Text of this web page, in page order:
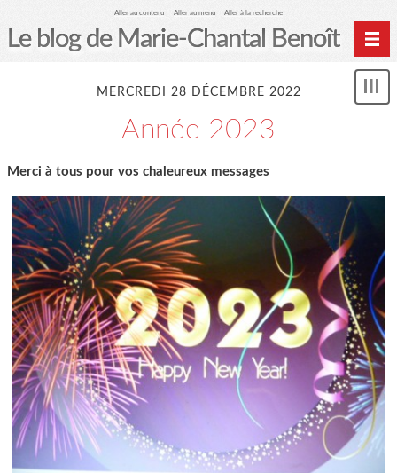
Aller au contenu Aller au menu Aller à la recherche
Le blog de Marie-Chantal Benoît
MERCREDI 28 DÉCEMBRE 2022
Année 2023
Merci à tous pour vos chaleureux messages